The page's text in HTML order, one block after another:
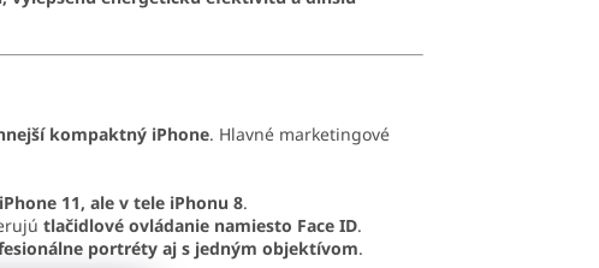
kompaktný iPhone. Hlavné marketingové
11, ale v tele iPhonu 8.
tlačidlové ovládanie namiesto Face ID.
portréty aj s jedným objektívom.